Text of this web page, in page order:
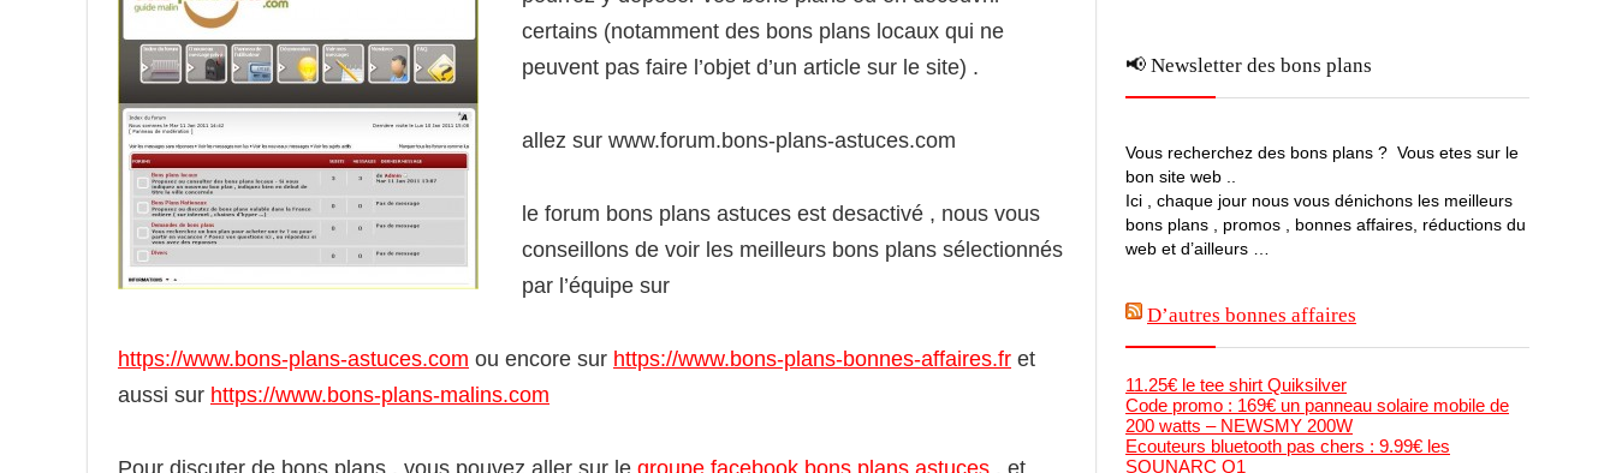
certains (notamment des bons plans locaux qui ne
peuvent pas faire l’objet d’un article sur le site) .
allez sur www.forum.bons-plans-astuces.com
le forum bons plans astuces est desactivé , nous vous
conseillons de voir les meilleurs bons plans sélectionnés
par l’équipe sur
https://www.bons-plans-astuces.com ou encore sur https://www.bons-plans-bonnes-affaires.fr et
aussi sur https://www.bons-plans-malins.com
Pour discuter de bons plans , vous pouvez aller sur le groupe facebook bons plans astuces , et
📢 Newsletter des bons plans
Vous recherchez des bons plans ? Vous etes sur le
bon site web ..
Ici , chaque jour nous vous dénichons les meilleurs
bons plans , promos , bonnes affaires, réductions du
web et d’ailleurs …
D’autres bonnes affaires
11.25€ le tee shirt Quiksilver
Code promo : 169€ un panneau solaire mobile de
200 watts – NEWSMY 200W
Ecouteurs bluetooth pas chers : 9.99€ les
SOUNARC Q1